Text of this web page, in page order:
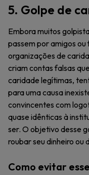
5. Golpe de
Embora muitos
passem por amigos
organizações de
criam contas falsas
caridade legítimas,
para uma causa
convincentes com
quase idênticas à
ser. O objetivo desse
roubar seu dinheiro ou
Como evitar